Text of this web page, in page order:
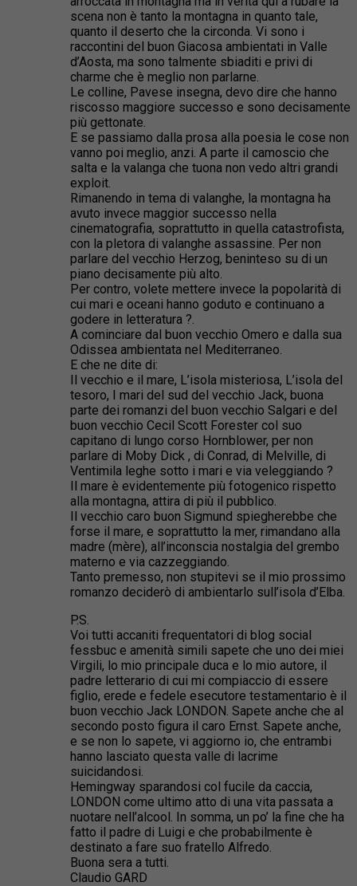
scena non è tanto la montagna in quanto tale,
quanto il deserto che la circonda. Vi sono i
raccontini del buon Giacosa ambientati in Valle
d’Aosta, ma sono talmente sbiaditi e privi di
charme che è meglio non parlarne.
Le colline, Pavese insegna, devo dire che hanno
riscosso maggiore successo e sono decisamente
più gettonate.
E se passiamo dalla prosa alla poesia le cose non
vanno poi meglio, anzi. A parte il camoscio che
salta e la valanga che tuona non vedo altri grandi
exploit.
Rimanendo in tema di valanghe, la montagna ha
avuto invece maggior successo nella
cinematografia, soprattutto in quella catastrofista,
con la pletora di valanghe assassine. Per non
parlare del vecchio Herzog, beninteso su di un
piano decisamente più alto.
Per contro, volete mettere invece la popolarità di
cui mari e oceani hanno goduto e continuano a
godere in letteratura ?.
A cominciare dal buon vecchio Omero e dalla sua
Odissea ambientata nel Mediterraneo.
E che ne dite di:
Il vecchio e il mare, L’isola misteriosa, L’isola del
tesoro, I mari del sud del vecchio Jack, buona
parte dei romanzi del buon vecchio Salgari e del
buon vecchio Cecil Scott Forester col suo
capitano di lungo corso Hornblower, per non
parlare di Moby Dick , di Conrad, di Melville, di
Ventimila leghe sotto i mari e via veleggiando ?
Il mare è evidentemente più fotogenico rispetto
alla montagna, attira di più il pubblico.
Il vecchio caro buon Sigmund spiegherebbe che
forse il mare, e soprattutto la mer, rimandano alla
madre (mère), all’inconscia nostalgia del grembo
materno e via cazzeggiando.
Tanto premesso, non stupitevi se il mio prossimo
romanzo deciderò di ambientarlo sull’isola d’Elba.
P.S.
Voi tutti accaniti frequentatori di blog social
fessbuc e amenità simili sapete che uno dei miei
Virgili, lo mio principale duca e lo mio autore, il
padre letterario di cui mi compiaccio di essere
figlio, erede e fedele esecutore testamentario è il
buon vecchio Jack LONDON. Sapete anche che al
secondo posto figura il caro Ernst. Sapete anche,
e se non lo sapete, vi aggiorno io, che entrambi
hanno lasciato questa valle di lacrime
suicidandosi.
Hemingway sparandosi col fucile da caccia,
LONDON come ultimo atto di una vita passata a
nuotare nell’alcool. In somma, un po’ la fine che ha
fatto il padre di Luigi e che probabilmente è
destinato a fare suo fratello Alfredo.
Buona sera a tutti.
Claudio GARD